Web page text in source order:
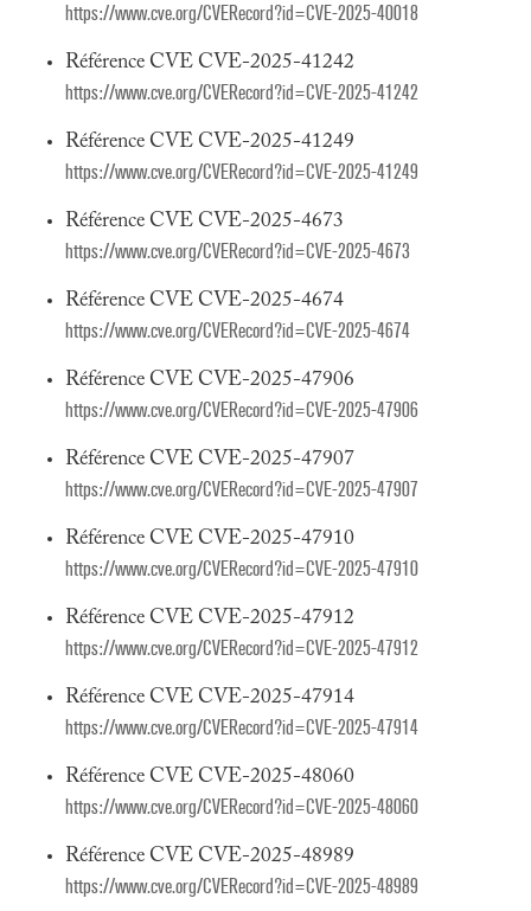
https://www.cve.org/CVERecord?id=CVE-2025-40018
Référence CVE CVE-2025-41242
https://www.cve.org/CVERecord?id=CVE-2025-41242
Référence CVE CVE-2025-41249
https://www.cve.org/CVERecord?id=CVE-2025-41249
Référence CVE CVE-2025-4673
https://www.cve.org/CVERecord?id=CVE-2025-4673
Référence CVE CVE-2025-4674
https://www.cve.org/CVERecord?id=CVE-2025-4674
Référence CVE CVE-2025-47906
https://www.cve.org/CVERecord?id=CVE-2025-47906
Référence CVE CVE-2025-47907
https://www.cve.org/CVERecord?id=CVE-2025-47907
Référence CVE CVE-2025-47910
https://www.cve.org/CVERecord?id=CVE-2025-47910
Référence CVE CVE-2025-47912
https://www.cve.org/CVERecord?id=CVE-2025-47912
Référence CVE CVE-2025-47914
https://www.cve.org/CVERecord?id=CVE-2025-47914
Référence CVE CVE-2025-48060
https://www.cve.org/CVERecord?id=CVE-2025-48060
Référence CVE CVE-2025-48989
https://www.cve.org/CVERecord?id=CVE-2025-48989